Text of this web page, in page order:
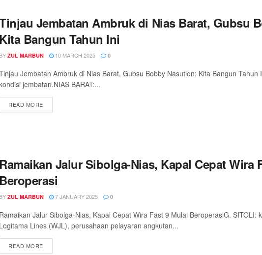
Jembatan Ambruk di Nias Barat, Gubsu
Kita Bangun Tahun Ini
BY ZUL MARBUN 10 MARCH 2025 0
Jembatan Ambruk di Nias Barat, Gubsu Bobby Nasution: Kita Bangun
jembatan.NIAS BARAT:...
READ MORE
Ramaikan Jalur Sibolga-Nias, Kapal Cepat Wira
Beroperasi
BY ZUL MARBUN 7 JANUARY 2025 0
Ramaikan Jalur Sibolga-Nias, Kapal Cepat Wira Fast 9 Mulai BeroperasiG. SITOLI:
Logitama Lines (WJL), perusahaan pelayaran angkutan...
READ MORE